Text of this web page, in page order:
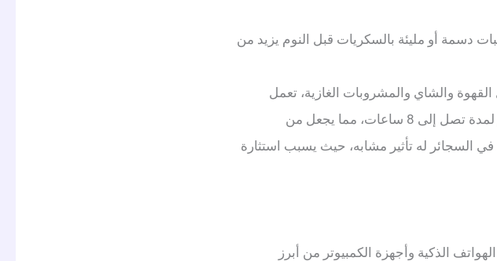
دسمة أو مليئة بالسكريات قبل النوم يزيد من
والشاي والمشروبات الغازية، تعمل
كمنشطات للجهاز العصبي. الكافيين يمكن أن يظل في الجسم لمدة تصل إلى 8 ساعات، مما يجعل من
في السجائر له تأثير مشابه، حيث يسبب استثارة
الذكية وأجهزة الكمبيوتر من أبرز